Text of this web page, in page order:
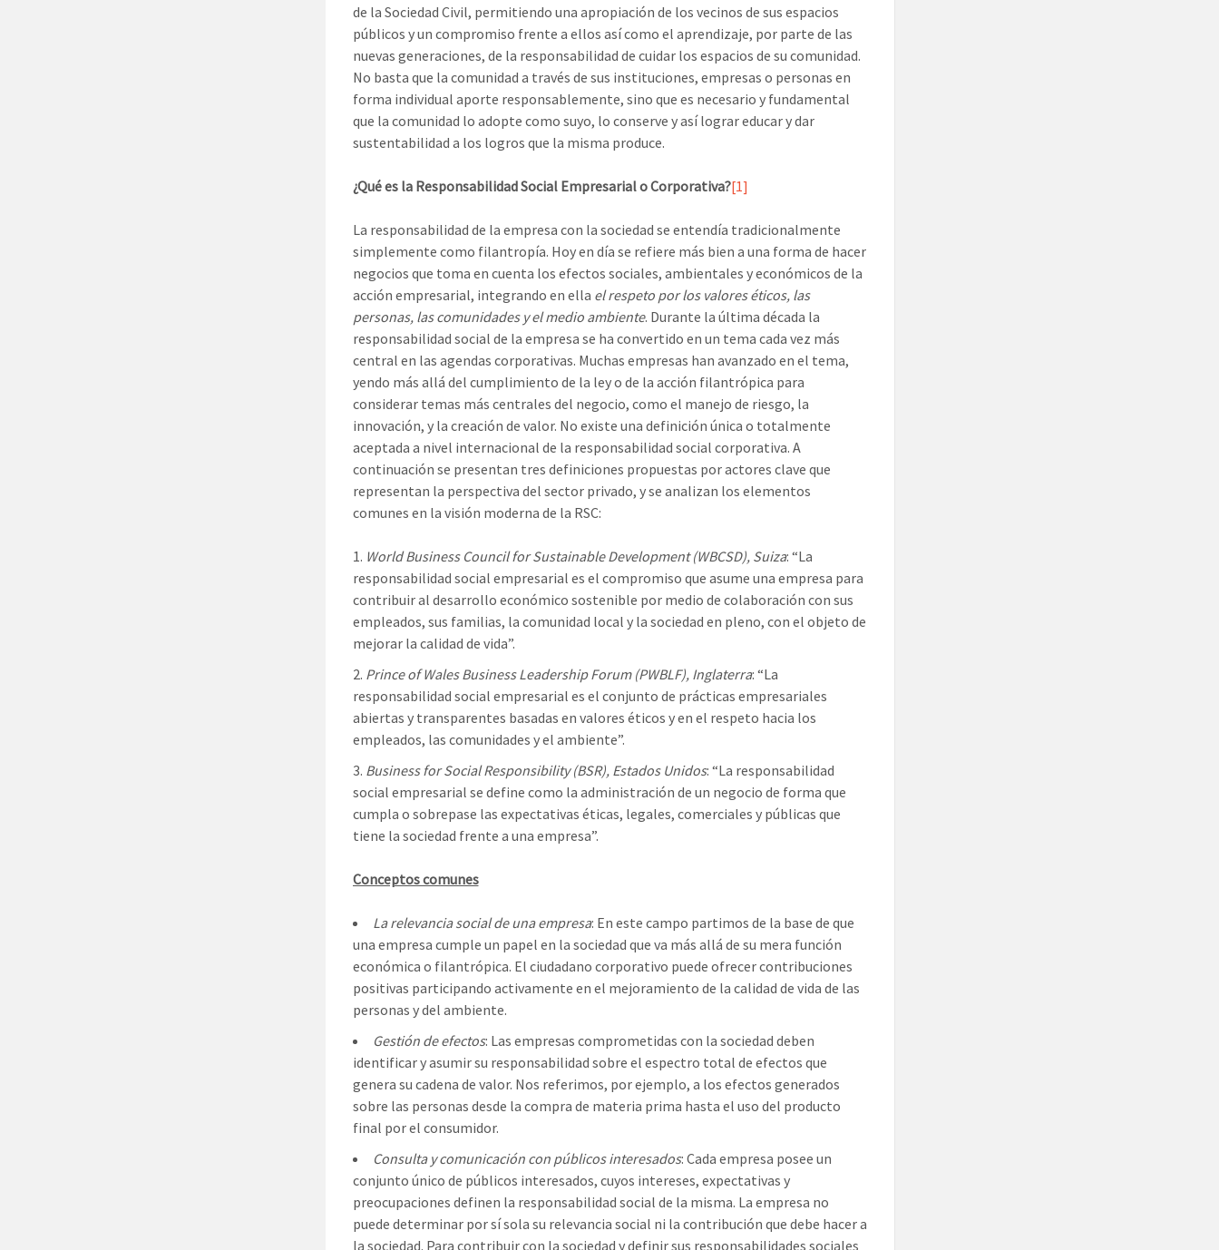
de la Sociedad Civil, permitiendo una apropiación de los vecinos de sus espacios
públicos y un compromiso frente a ellos así como el aprendizaje, por parte de las
nuevas generaciones, de la responsabilidad de cuidar los espacios de su comunidad.
No basta que la comunidad a través de sus instituciones, empresas o personas en
forma individual aporte responsablemente, sino que es necesario y fundamental
que la comunidad lo adopte como suyo, lo conserve y así lograr educar y dar
sustentabilidad a los logros que la misma produce.
¿Qué es la Responsabilidad Social Empresarial o Corporativa?[1]
La responsabilidad de la empresa con la sociedad se entendía tradicionalmente
simplemente como filantropía. Hoy en día se refiere más bien a una forma de hacer
negocios que toma en cuenta los efectos sociales, ambientales y económicos de la
acción empresarial, integrando en ella el respeto por los valores éticos, las
personas, las comunidades y el medio ambiente. Durante la última década la
responsabilidad social de la empresa se ha convertido en un tema cada vez más
central en las agendas corporativas. Muchas empresas han avanzado en el tema,
yendo más allá del cumplimiento de la ley o de la acción filantrópica para
considerar temas más centrales del negocio, como el manejo de riesgo, la
innovación, y la creación de valor. No existe una definición única o totalmente
aceptada a nivel internacional de la responsabilidad social corporativa. A
continuación se presentan tres definiciones propuestas por actores clave que
representan la perspectiva del sector privado, y se analizan los elementos
comunes en la visión moderna de la RSC:
World Business Council for Sustainable Development (WBCSD), Suiza: “La
responsabilidad social empresarial es el compromiso que asume una empresa para
contribuir al desarrollo económico sostenible por medio de colaboración con sus
empleados, sus familias, la comunidad local y la sociedad en pleno, con el objeto de
mejorar la calidad de vida”.
Prince of Wales Business Leadership Forum (PWBLF), Inglaterra: “La
responsabilidad social empresarial es el conjunto de prácticas empresariales
abiertas y transparentes basadas en valores éticos y en el respeto hacia los
empleados, las comunidades y el ambiente”.
Business for Social Responsibility (BSR), Estados Unidos: “La responsabilidad
social empresarial se define como la administración de un negocio de forma que
cumpla o sobrepase las expectativas éticas, legales, comerciales y públicas que
tiene la sociedad frente a una empresa”.
Conceptos comunes
La relevancia social de una empresa: En este campo partimos de la base de que
una empresa cumple un papel en la sociedad que va más allá de su mera función
económica o filantrópica. El ciudadano corporativo puede ofrecer contribuciones
positivas participando activamente en el mejoramiento de la calidad de vida de las
personas y del ambiente.
Gestión de efectos: Las empresas comprometidas con la sociedad deben
identificar y asumir su responsabilidad sobre el espectro total de efectos que
genera su cadena de valor. Nos referimos, por ejemplo, a los efectos generados
sobre las personas desde la compra de materia prima hasta el uso del producto
final por el consumidor.
Consulta y comunicación con públicos interesados: Cada empresa posee un
conjunto único de públicos interesados, cuyos intereses, expectativas y
preocupaciones definen la responsabilidad social de la misma. La empresa no
puede determinar por sí sola su relevancia social ni la contribución que debe hacer a
la sociedad. Para contribuir con la sociedad y definir sus responsabilidades sociales